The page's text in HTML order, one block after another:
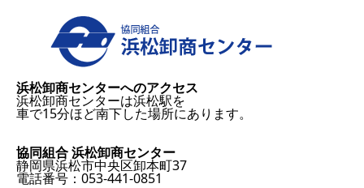
浜松卸商センターへのアクセス
浜松卸商センターは浜松駅を
車で15分ほど南下した場所にあります。
協同組合 浜松卸商センター
静岡県浜松市中央区卸本町37
電話番号：053-441-0851